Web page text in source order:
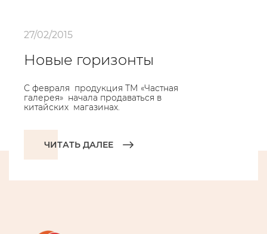
27/02/2015
Новые горизонты
С февраля продукция ТМ «Частная
галерея» начала продаваться в
китайских магазинах.
ЧИТАТЬ ДАЛЕЕ